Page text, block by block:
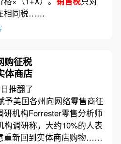
相同税……
购征税
体商店
推翻了
予美国各州向网络零售商征
研机构Forrester零售分析师
构调研称，大约10%的人表
重新回到实体商店购物……